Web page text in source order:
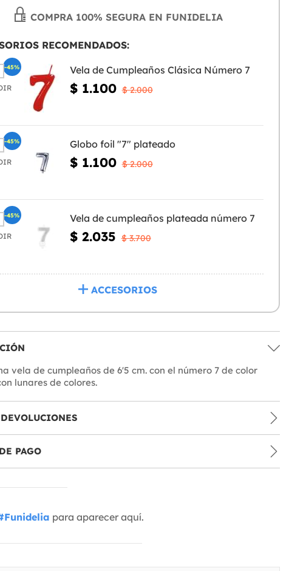
COMPRA 100% SEGURA EN FUNIDELIA
RECOMENDADOS:
Vela de Cumpleaños Clásica Número 7
$ 1.100 $ 2.000
-45%
Globo foil "7" plateado
$ 1.100 $ 2.000
-45%
Vela de cumpleaños plateada número 7
$ 2.035 $ 3.700
-45%
ACCESORIOS
vela de cumpleaños de 6'5 cm. con el número 7 de color
lunares de colores.
PAGO
para aparecer aquí.